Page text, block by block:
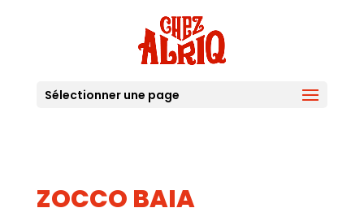
Sélectionner une page
ZOCCO BAIA